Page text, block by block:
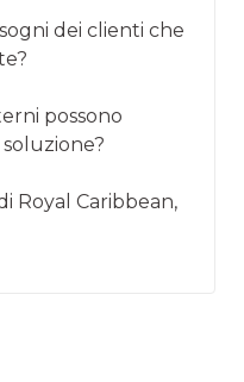
dei clienti che
possono
Royal Caribbean,